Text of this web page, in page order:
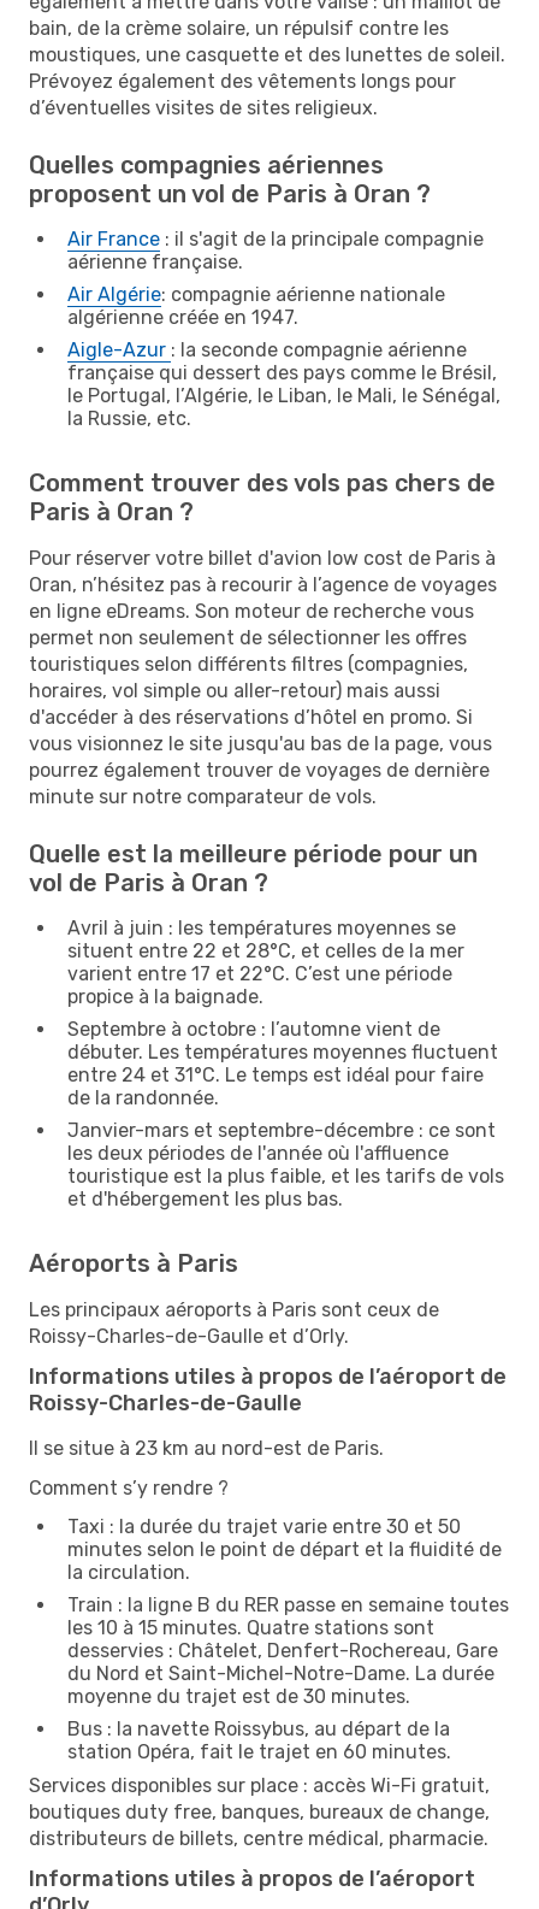
bain, de la crème solaire, un répulsif contre les
moustiques, une casquette et des lunettes de soleil.
Prévoyez également des vêtements longs pour
d’éventuelles visites de sites religieux.
Quelles compagnies aériennes
proposent un vol de Paris à Oran ?
Air France : il s'agit de la principale compagnie
aérienne française.
Air Algérie: compagnie aérienne nationale
algérienne créée en 1947.
Aigle-Azur : la seconde compagnie aérienne
française qui dessert des pays comme le Brésil,
le Portugal, l’Algérie, le Liban, le Mali, le Sénégal,
la Russie, etc.
Comment trouver des vols pas chers de
Paris à Oran ?
Pour réserver votre billet d'avion low cost de Paris à
Oran, n’hésitez pas à recourir à l’agence de voyages
en ligne eDreams. Son moteur de recherche vous
permet non seulement de sélectionner les offres
touristiques selon différents filtres (compagnies,
horaires, vol simple ou aller-retour) mais aussi
d'accéder à des réservations d’hôtel en promo. Si
vous visionnez le site jusqu'au bas de la page, vous
pourrez également trouver de voyages de dernière
minute sur notre comparateur de vols.
Quelle est la meilleure période pour un
vol de Paris à Oran ?
Avril à juin : les températures moyennes se
situent entre 22 et 28°C, et celles de la mer
varient entre 17 et 22°C. C’est une période
propice à la baignade.
Septembre à octobre : l’automne vient de
débuter. Les températures moyennes fluctuent
entre 24 et 31°C. Le temps est idéal pour faire
de la randonnée.
Janvier-mars et septembre-décembre : ce sont
les deux périodes de l'année où l'affluence
touristique est la plus faible, et les tarifs de vols
et d'hébergement les plus bas.
Aéroports à Paris
Les principaux aéroports à Paris sont ceux de
Roissy-Charles-de-Gaulle et d’Orly.
Informations utiles à propos de l’aéroport de
Roissy-Charles-de-Gaulle
Il se situe à 23 km au nord-est de Paris.
Comment s’y rendre ?
Taxi : la durée du trajet varie entre 30 et 50
minutes selon le point de départ et la fluidité de
la circulation.
Train : la ligne B du RER passe en semaine toutes
les 10 à 15 minutes. Quatre stations sont
desservies : Châtelet, Denfert-Rochereau, Gare
du Nord et Saint-Michel-Notre-Dame. La durée
moyenne du trajet est de 30 minutes.
Bus : la navette Roissybus, au départ de la
station Opéra, fait le trajet en 60 minutes.
Services disponibles sur place : accès Wi-Fi gratuit,
boutiques duty free, banques, bureaux de change,
distributeurs de billets, centre médical, pharmacie.
Informations utiles à propos de l’aéroport